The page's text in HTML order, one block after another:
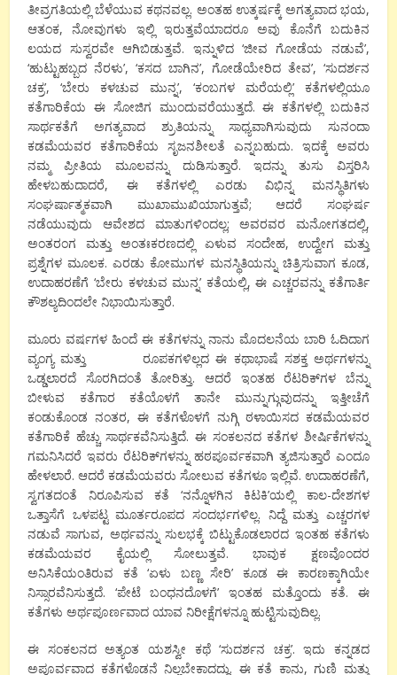
ತೀವ್ರಗತಿಯಲ್ಲಿ ಬೆಳೆಯುವ ಕಥನವಲ್ಲ. ಅಂತಹ ಉತ್ಕರ್ಷಕ್ಕೆ ಅಗತ್ಯವಾದ ಭಯ,
ಆತಂಕ, ನೋವುಗಳು ಇಲ್ಲಿ ಇರುತ್ತವೆಯಾದರೂ ಅವು ಕೊನೆಗೆ ಬದುಕಿನ
ಲಯದ ಸುಸ್ವರವೇ ಆಗಿಬಿಡುತ್ತವೆ. ಇನ್ನುಳಿದ ‘ಜೀವ ಗೋಡೆಯ ನಡುವೆ’,
‘ಹುಟ್ಟುಹಬ್ಬದ ನೆರಳು’, ‘ಕಸದ ಬಾಗಿನ’, ಗೋಡೆಯೇರಿದ ತೇವ’, ‘ಸುದರ್ಶನ
ಚಕ್ರ’, ‘ಬೇರು ಕಳಚುವ ಮುನ್ನ’, ‘ಕಂಬಗಳ ಮರೆಯಲ್ಲಿ’ ಕತೆಗಳಲ್ಲಿಯೂ
ಕತೆಗಾರಿಕೆಯ ಈ ಸೋಜಿಗ ಮುಂದುವರೆಯುತ್ತದೆ. ಈ ಕತೆಗಳಲ್ಲಿ ಬದುಕಿನ
ಸಾರ್ಥಕತೆಗೆ ಅಗತ್ಯವಾದ ಶ್ರುತಿಯನ್ನು ಸಾಧ್ಯವಾಗಿಸುವುದು ಸುನಂದಾ
ಕಡಮೆಯವರ ಕತೆಗಾರಿಕೆಯ ಸೃಜನಶೀಲತೆ ಎನ್ನಬಹುದು. ಇದಕ್ಕೆ ಅವರು
ನಮ್ಮ ಪ್ರೀತಿಯ ಮೂಲವನ್ನು ದುಡಿಸುತ್ತಾರೆ. ಇದನ್ನು ತುಸು ವಿಸ್ತರಿಸಿ
ಹೇಳಬಹುದಾದರೆ, ಈ ಕತೆಗಳಲ್ಲಿ ಎರಡು ವಿಭಿನ್ನ ಮನಸ್ಥಿತಿಗಳು
ಸಂಘರ್ಷಾತ್ಮಕವಾಗಿ ಮುಖಾಮುಖಿಯಾಗುತ್ತವೆ; ಆದರೆ ಸಂಘರ್ಷ
ನಡೆಯುವುದು ಆವೇಶದ ಮಾತುಗಳಿಂದಲ್ಲ; ಅವರವರ ಮನೋಗತದಲ್ಲಿ,
ಅಂತರಂಗ ಮತ್ತು ಅಂತಃಕರಣದಲ್ಲಿ ಏಳುವ ಸಂದೇಹ, ಉದ್ವೇಗ ಮತ್ತು
ಪ್ರಶ್ನೆಗಳ ಮೂಲಕ. ಎರಡು ಕೋಮುಗಳ ಮನಸ್ಥಿತಿಯನ್ನು ಚಿತ್ರಿಸುವಾಗ ಕೂಡ,
ಉದಾಹರಣೆಗೆ ‘ಬೇರು ಕಳಚುವ ಮುನ್ನ’ ಕತೆಯಲ್ಲಿ, ಈ ಎಚ್ಚರವನ್ನು ಕತೆಗಾರ್ತಿ
ಕೌಶಲ್ಯದಿಂದಲೇ ನಿಭಾಯಿಸುತ್ತಾರೆ.
ಮೂರು ವರ್ಷಗಳ ಹಿಂದೆ ಈ ಕತೆಗಳನ್ನು ನಾನು ಮೊದಲನೆಯ ಬಾರಿ ಓದಿದಾಗ
ವ್ಯಂಗ್ಯ ಮತ್ತು ರೂಪಕಗಳಿಲ್ಲದ ಈ ಕಥಾಭಾಷೆ ಸಶಕ್ತ ಅರ್ಥಗಳನ್ನು
ಒಡ್ಡಲಾರದೆ ಸೊರಗಿದಂತೆ ತೋರಿತ್ತು. ಆದರೆ ಇಂತಹ ರೆಟರಿಕ್‌ಗಳ ಬೆನ್ನು
ಬೀಳುವ ಕತೆಗಾರ ಕತೆಯೊಳಗೆ ತಾನೇ ಮುನ್ನುಗ್ಗುವುದನ್ನು ಇತ್ತೀಚೆಗೆ
ಕಂಡುಕೊಂಡ ನಂತರ, ಈ ಕತೆಗಳೊಳಗೆ ನುಗ್ಗಿ ಠಳಾಯಿಸದ ಕಡಮೆಯವರ
ಕತೆಗಾರಿಕೆ ಹೆಚ್ಚು ಸಾರ್ಥಕವೆನಿಸುತ್ತಿದೆ. ಈ ಸಂಕಲನದ ಕತೆಗಳ ಶೀರ್ಷಿಕೆಗಳನ್ನು
ಗಮನಿಸಿದರೆ ಇವರು ರೆಟರಿಕ್‌ಗಳನ್ನು ಹಠಪೂರ್ವಕವಾಗಿ ತ್ಯಜಿಸುತ್ತಾರೆ ಎಂದೂ
ಹೇಳಲಾರೆ. ಆದರೆ ಕಡಮೆಯವರು ಸೋಲುವ ಕತೆಗಳೂ ಇಲ್ಲಿವೆ. ಉದಾಹರಣೆಗೆ,
ಸ್ವಗತದಂತೆ ನಿರೂಪಿಸುವ ಕತೆ ‘ನನ್ನೊಳಗಿನ ಕಿಟಕಿ’ಯಲ್ಲಿ ಕಾಲ-ದೇಶಗಳ
ಒತ್ತಾಸೆಗೆ ಒಳಪಟ್ಟ ಮೂರ್ತರೂಪದ ಸಂದರ್ಭಗಳಿಲ್ಲ. ನಿದ್ದೆ ಮತ್ತು ಎಚ್ಚರಗಳ
ನಡುವೆ ಸಾಗುವ, ಅರ್ಥವನ್ನು ಸುಲಭಕ್ಕೆ ಬಿಟ್ಟುಕೊಡಲಾರದ ಇಂತಹ ಕತೆಗಳು
ಕಡಮೆಯವರ ಕೈಯಲ್ಲಿ ಸೋಲುತ್ತವೆ. ಭಾವುಕ ಕ್ಷಣವೊಂದರ
ಅನಿಸಿಕೆಯಂತಿರುವ ಕತೆ ‘ಏಳು ಬಣ್ಣ ಸೇರಿ’ ಕೂಡ ಈ ಕಾರಣಕ್ಕಾಗಿಯೇ
ನಿಸ್ಸಾರವೆನಿಸುತ್ತದೆ. ‘ಪೇಟೆ ಬಂಧನದೊಳಗೆ’ ಇಂತಹ ಮತ್ತೊಂದು ಕತೆ. ಈ
ಕತೆಗಳು ಅರ್ಥಪೂರ್ಣವಾದ ಯಾವ ನಿರೀಕ್ಷೆಗಳನ್ನೂ ಹುಟ್ಟಿಸುವುದಿಲ್ಲ.
ಈ ಸಂಕಲನದ ಅತ್ಯಂತ ಯಶಸ್ವೀ ಕಥೆ ‘ಸುದರ್ಶನ ಚಕ್ರ’. ಇದು ಕನ್ನಡದ
ಅಪೂರ್ವವಾದ ಕತೆಗಳೊಡನೆ ನಿಲ್ಲಬೇಕಾದದ್ದು. ಈ ಕತೆ ಕಾನು, ಗುಣಿ ಮತ್ತು